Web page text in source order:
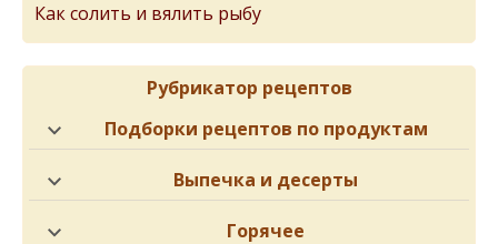
Как солить и вялить рыбу
Рубрикатор рецептов
Подборки рецептов по продуктам
Выпечка и десерты
Горячее